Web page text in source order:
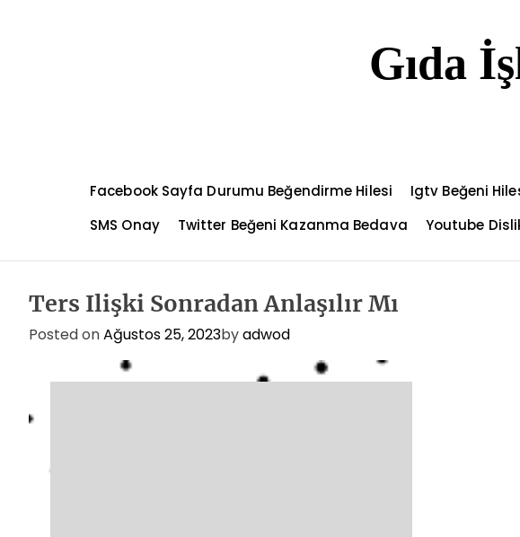
t
Gıda
Facebook Sayfa Durumu Beğendirme Hilesi Igtv Beğeni
SMS Onay
Twitter Beğeni Kazanma Bedava Youtube
Ters Ilişki Sonradan Anlaşılır Mı
Posted onAğustos 25, 2023byadwod